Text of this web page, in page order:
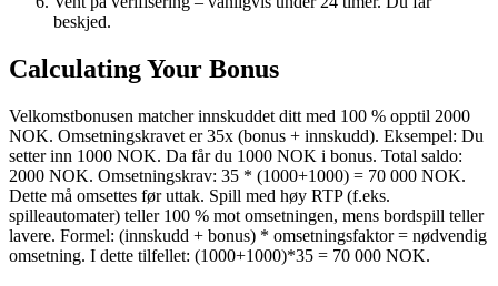
beskjed.
Calculating Your Bonus
Velkomstbonusen matcher innskuddet ditt med 100 % opptil 2000
NOK. Omsetningskravet er 35x (bonus + innskudd). Eksempel: Du
setter inn 1000 NOK. Da får du 1000 NOK i bonus. Total saldo:
2000 NOK. Omsetningskrav: 35 * (1000+1000) = 70 000 NOK.
Dette må omsettes før uttak. Spill med høy RTP (f.eks.
spilleautomater) teller 100 % mot omsetningen, mens bordspill teller
lavere. Formel: (innskudd + bonus) * omsetningsfaktor = nødvendig
omsetning. I dette tilfellet: (1000+1000)*35 = 70 000 NOK.